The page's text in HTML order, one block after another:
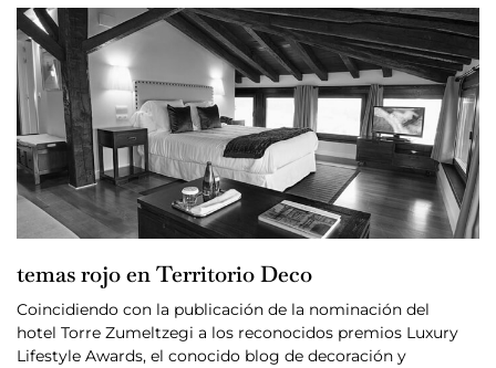
temas rojo en Territorio Deco
Coincidiendo con la publicación de la nominación del
hotel Torre Zumeltzegi a los reconocidos premios Luxury
Lifestyle Awards, el conocido blog de decoración y